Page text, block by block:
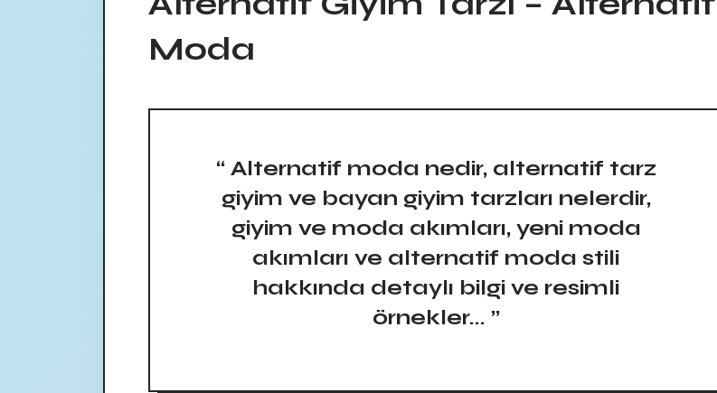
Moda
“ Alternatif moda nedir, alternatif tarz
giyim ve bayan giyim tarzları nelerdir,
giyim ve moda akımları, yeni moda
akımları ve alternatif moda stili
hakkında detaylı bilgi ve resimli
örnekler... ”